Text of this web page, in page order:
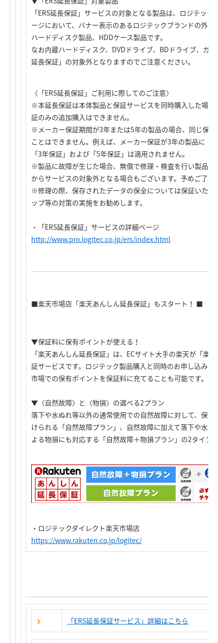
「ERS延長保証」サービスの対象となる製品は、ロジテッ
ージにおいて、バナー表示のあるロジテックブランドの外
ハードディスク製品、HDDケース製品です。
なお内蔵ハードディスク、DVDドライブ、BDドライブ、ガ
延長保証」の対象外となりますのでご注意ください。
〈「ERS延長保証」ご利用に際してのご注意〉
※本延長保証は本体製品と保証サービスを同時購入した場合
証のみの追加購入はできません。
※メーカー保証期間が3年または5年の製品の場合、同じ保
ことはできません。例えば、メーカー保証が3年の製品に「
「3年保証」および「5年保証」は適用されません。
※製品に故障が生じた場合、無償で修理・検査を行い製品
からサービスの対象外となる場合もございます。予めご了承
※修理の際、保存されたデータの保全については保証いた
ップ等の対策の実施をお勧めします。
・「ERS延長保証」サービスの詳細ページ
http://www.pro.logitec.co.jp/ers/index.html
■楽天市場店「楽天あんしん延長保証」もスタート！ ■
▼保証料に保有ポイントが使える！
「楽天あんしん延長保証」は、ECサイト大手の楽天が「楽
証サービスです。ロジテック製品購入と同時のお申し込みで
市場での保有ポイントを保証料に充てることも可能です。
▼〈自然故障〉と〈物損〉の選べる2プラン
落下や水ぬれ等以外の通常使用での自然故障に対して、保
けられる「自然故障プラン」、自然故障に加えて落下や水
よる物損にも対応する「自然故障＋物損プラン」の2タイプ
・ロジテックダイレクト楽天市場店
https://www.rakuten.co.jp/logitec/
「ERS延長保証サービス」詳細はこちら